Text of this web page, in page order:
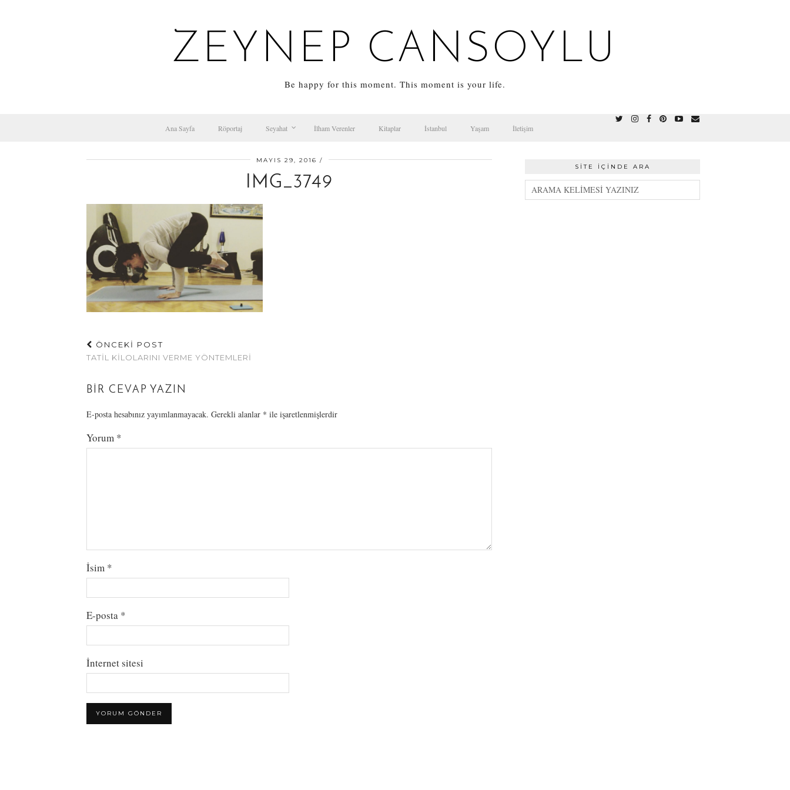
ZEYNEP CANSOYLU
Be happy for this moment. This moment is your life.
Ana Sayfa Röportaj Seyahat İlham Verenler Kitaplar İstanbul Yaşam İletişim
MAYIS 29, 2016
IMG_3749
ÖNCEKİ POST
TATIL KILOLARINI VERME YÖNTEMLERI
BIR CEVAP YAZIN
E-posta hesabınız yayımlanmayacak. Gerekli alanlar * ile işaretlenmişlerdir
Yorum *
İsim *
E-posta *
İnternet sitesi
SITE İÇINDE ARA